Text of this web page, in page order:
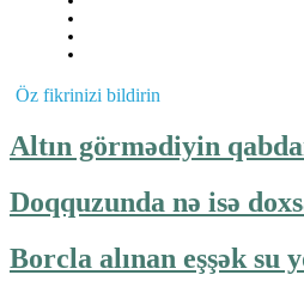
Öz fikrinizi bildirin
Altın görmədiyin
Doqquzunda nə isə
Borcla alınan eşşək su